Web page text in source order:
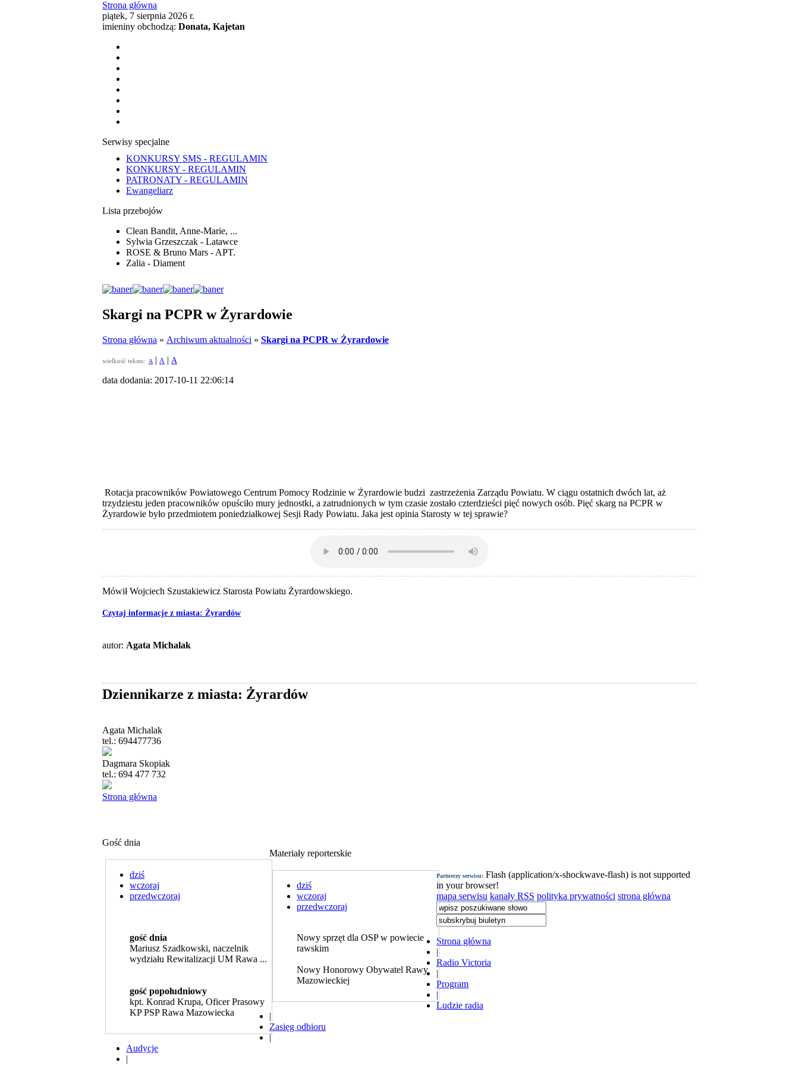
Strona główna
piątek, 7 sierpnia 2026 r.
imieniny obchodzą: Donata, Kajetan
Serwisy specjalne
KONKURSY SMS - REGULAMIN
KONKURSY - REGULAMIN
PATRONATY - REGULAMIN
Ewangeliarz
Lista przebojów
Clean Bandit, Anne-Marie, ...
Sylwia Grzeszczak - Latawce
ROSE & Bruno Mars - APT.
Zalia - Diament
Skargi na PCPR w Żyrardowie
Strona główna » Archiwum aktualności » Skargi na PCPR w Żyrardowie
wielkość tekstu: A | A | A
data dodania: 2017-10-11 22:06:14
Rotacja pracowników Powiatowego Centrum Pomocy Rodzinie w Żyrardowie budzi zastrzeżenia Zarządu Powiatu. W ciągu ostatnich dwóch lat, aż
trzydziestu jeden pracowników opuściło mury jednostki, a zatrudnionych w tym czasie zostało czterdzieści pięć nowych osób. Pięć skarg na PCPR w
Żyrardowie było przedmiotem poniedziałkowej Sesji Rady Powiatu. Jaka jest opinia Starosty w tej sprawie?
Mówił Wojciech Szustakiewicz Starosta Powiatu Żyrardowskiego.
Czytaj informacje z miasta: Żyrardów
autor: Agata Michalak
Dziennikarze z miasta: Żyrardów
Agata Michalak
tel.: 694477736
Dagmara Skopiak
tel.: 694 477 732
Strona główna
Gość dnia
dziś
wczoraj
przedwczoraj
gość dnia
Mariusz Szadkowski, naczelnik
wydziału Rewitalizacji UM Rawa ...
gość popołudniowy
kpt. Konrad Krupa, Oficer Prasowy
KP PSP Rawa Mazowiecka
Materiały reporterskie
dziś
wczoraj
przedwczoraj
Nowy sprzęt dla OSP w powiecie
rawskim
Nowy Honorowy Obywatel Rawy
Mazowieckiej
Partnerzy serwisu: Flash (application/x-shockwave-flash) is not supported
in your browser!
mapa serwisu kanały RSS polityka prywatności strona główna
Strona główna
|
Radio Victoria
|
Program
|
Ludzie radia
|
Zasięg odbioru
|
Audycje
|